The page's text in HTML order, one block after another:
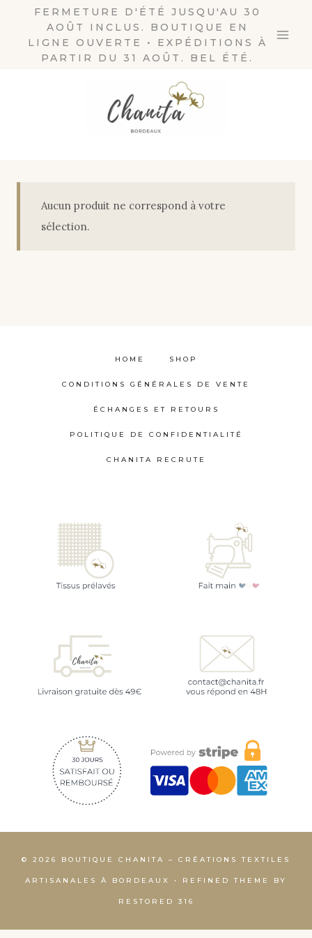
FERMETURE D'ÉTÉ JUSQU'AU 30
AOÛT INCLUS. BOUTIQUE EN
LIGNE OUVERTE • EXPÉDITIONS À
PARTIR DU 31 AOÛT. BEL ÉTÉ.
Aucun produit ne correspond à votre
sélection.
HOME SHOP
CONDITIONS GÉNÉRALES DE VENTE
ÉCHANGES ET RETOURS
POLITIQUE DE CONFIDENTIALITÉ
CHANITA RECRUTE
© 2026 BOUTIQUE CHANITA – CRÉATIONS TEXTILES
ARTISANALES À BORDEAUX • REFINED THEME BY
RESTORED 316